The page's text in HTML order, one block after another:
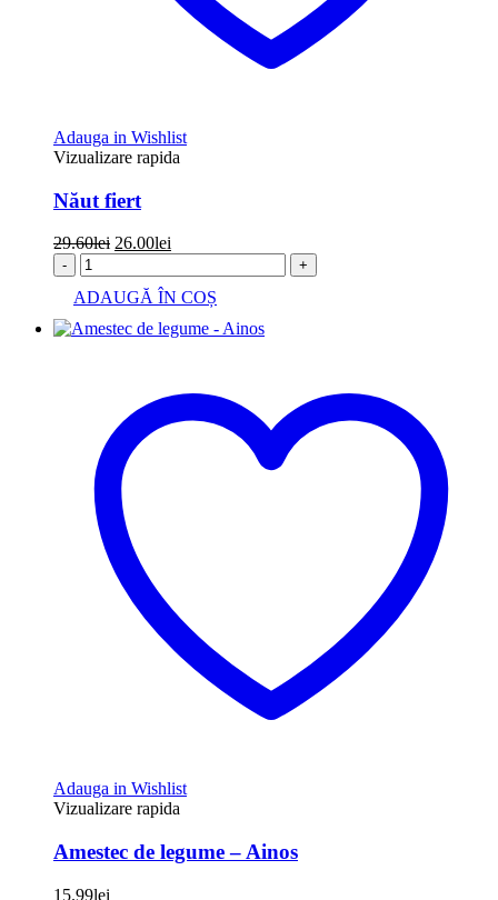
Adauga in Wishlist
Vizualizare rapida
Năut fiert
29.60lei Prețul
a
fost:
29.60lei.
26.00lei
este:
26.00lei.
- +
ADAUGĂ ÎN COȘ
Adauga in Wishlist
Vizualizare rapida
Amestec de legume – Ainos
15.99lei